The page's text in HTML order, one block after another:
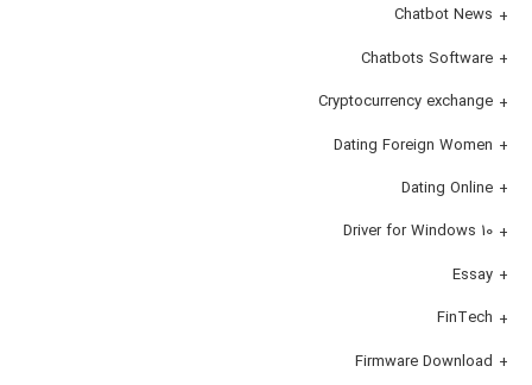
Chatbot News
Chatbots Software
Cryptocurrency exchange
Dating Foreign Women
Dating Online
Driver for Windows 10
Essay
FinTech
Firmware Download